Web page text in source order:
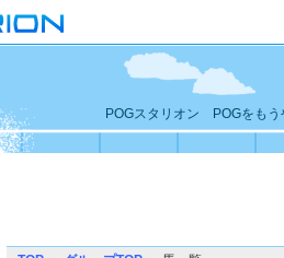
POGスタリオン POGをもう